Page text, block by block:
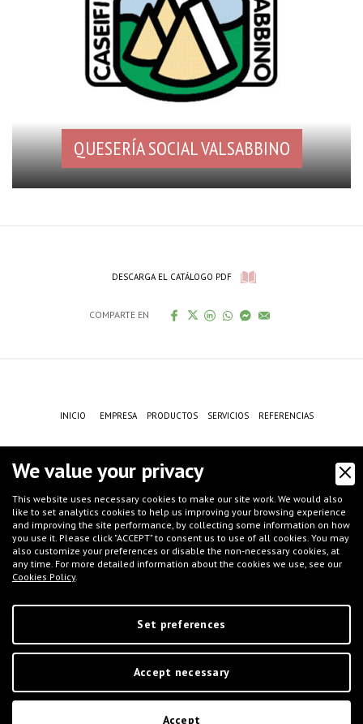
QUESERÍA SOCIAL VALSABBINO
DESCARGA EL CATÁLOGO PDF
COMPARTE EN
INICIO EMPRESA PRODUCTOS SERVICIOS REFERENCIAS
CASE HISTORY F.A.Q. NEWSLETTER TRABAJO SECTORES
- emailinfo@iftmantova.com
P.IVA: 02233400205 | C.C.I.A.A. di MN 02233400205 - REA: MN-235528 |
Capital Social (i.v.): € 50.000,00 | PEC:ift@messaggipec.it
We value your privacy
This website uses necessary cookies to make our site work. We would also
like to set analytics cookies to help us improving your browsing experience
and improving the site performance, by collecting some information on how
you use it. Please click "ACCEPT" to consent us to use of all cookies. You may
also customize your preferences or disable the non-necessary cookies, at
any time. For more detailed information about the cookies we use, see our
Cookies Policy.
Set preferences
Accept necessary
Accept